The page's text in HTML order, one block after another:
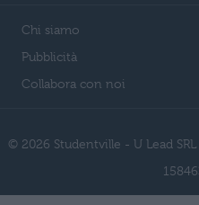
Chi siamo
Pubblicità
Collabora con noi
© 2026 Studentville - U Lead